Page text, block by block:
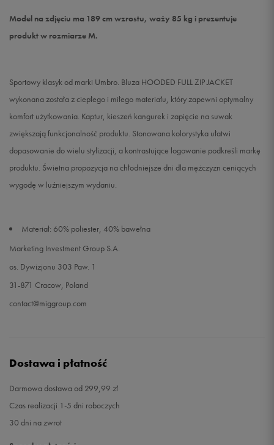
Model na zdjęciu ma 189 cm wzrostu, waży 85 kg i prezentuje
produkt w rozmiarze M.
Sportowy klasyk od marki Umbro. Bluza HOODED FULL ZIP JACKET
wykonana została z ciepłego i miłego materiału, który zapewni optymalny
komfort użytkowania. Kaptur, kieszeń kangurek i zapięcie na suwak
zwiększają funkcjonalność produktu. Stonowana kolorystyka ułatwi
dopasowanie do wielu stylizacji, a kontrastujące logowanie podkreśli markę
produktu. Świetna propozycja na chłodniejsze dni dla mężczyzn ceniących
wygodę w luźniejszym wydaniu.
Materiał: 60% poliester, 40% bawełna
Marketing Investment Group S.A.
os. Dywizjonu 303 Paw. 1
31-871 Cracow, Poland
contact@miggroup.com
Dostawa i płatność
Darmowa dostawa od 299,99 zł
Czas realizacji 1-5 dni roboczych
30 dni na zwrot